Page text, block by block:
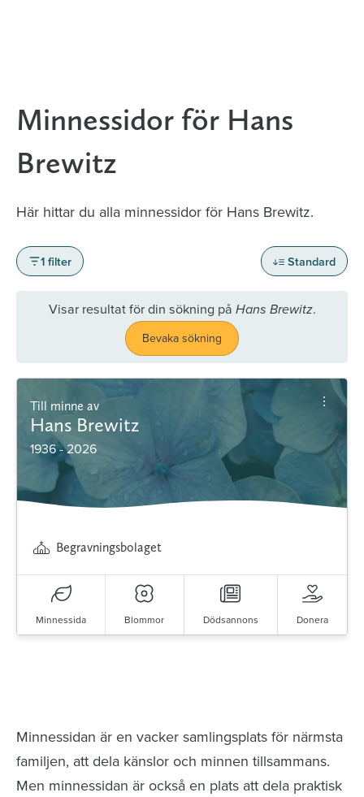
Minnessidor för Hans
Brewitz
Här hittar du alla minnessidor för Hans Brewitz.
1 filter Standard
Visar resultat för din sökning på Hans Brewitz.
Bevaka sökning
Till minne av
Hans Brewitz
1936 - 2026
Begravningsbolaget
Minnessida Blommor Dödsannons Donera
Minnessidan är en vacker samlingsplats för närmsta
familjen, att dela känslor och minnen tillsammans.
Men minnessidan är också en plats att dela praktisk